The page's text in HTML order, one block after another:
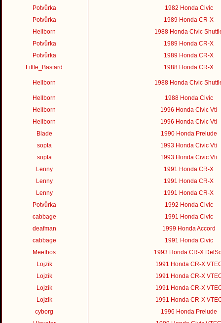
Potvůrka
1982 Honda Civic
Potvůrka
1989 Honda CR-X
Hellborn
1988 Honda Civic
Potvůrka
1989 Honda CR-X
Potvůrka
1989 Honda CR-X
Little_Bastard
1988 Honda CR-X
Hellborn 1988 Honda Civic
Hellborn
1988 Honda Civic
Hellborn
1996 Honda Civic Vti
Hellborn
1996 Honda Civic Vti
Blade
1990 Honda Prelude
sopta
1993 Honda Civic Vti
sopta
1993 Honda Civic Vti
Lenny
1991 Honda CR-X
Lenny
1991 Honda CR-X
Lenny
1991 Honda CR-X
Potvůrka
1992 Honda Civic
cabbage
1991 Honda Civic
deafman
1999 Honda Accord
cabbage
1991 Honda Civic
Meethos
1993 Honda CR-X
Lojzik
1991 Honda CR-X
Lojzik
1991 Honda CR-X
Lojzik
1991 Honda CR-X
Lojzik
1991 Honda CR-X
cyborg
1996 Honda Prelude